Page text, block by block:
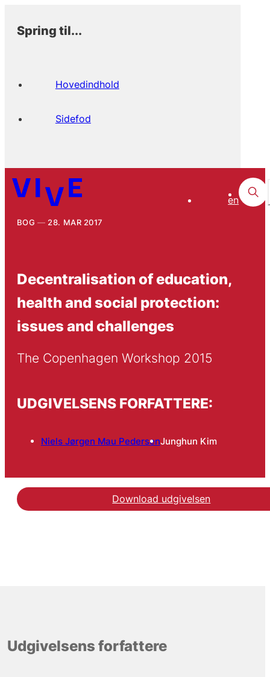
Spring til...
Hovedindhold
Sidefod
en
BOG 28. MAR 2017
Decentralisation of education,
health and social protection:
issues and challenges
The Copenhagen Workshop 2015
UDGIVELSENS FORFATTERE:
Niels Jørgen Mau PedersenJunghun Kim
Download udgivelsen
Udgivelsens forfattere